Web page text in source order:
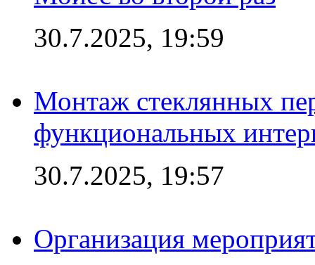
30.7.2025, 19:59
Монтаж стеклянных
функциональных
30.7.2025, 19:57
Организация